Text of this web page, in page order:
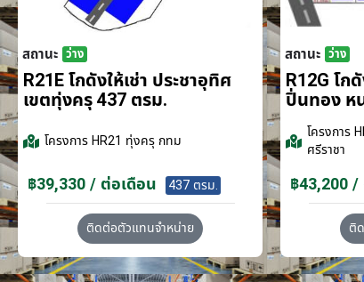
สถานะ ว่าง
R21E โกดังให้เช่า ประชาอุทิศ
เขตทุ่งครุ 437 ตรม.
โครงการHR21 ทุ่งครุ กทม
฿39,330 / ต่อเดือน 437 ตรม.
ติดต่อตัวแทนจำหน่าย
สถานะ ว่าง
R12G โก
ปิ่นทอง ห
โครงการ
ศรีราชา
฿43,200
ติ